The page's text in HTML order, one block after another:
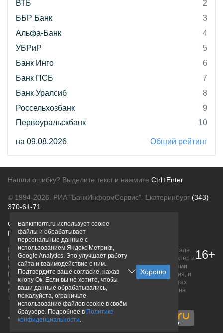
ВТБ
2
ББР Банк
3
Альфа-Банк
4
УБРиР
5
Банк Инго
6
Банк ПСБ
7
Банк Уралсиб
8
Россельхозбанк
9
Первоуральскбанк
10
на 09.08.2026 Общий рейтинг
Нашли ошибку? Выделите текст и нажмите Ctrl+Enter
© 1994-2026. РИА "БанкИнформСервис". Екатеринбург (343)
370-61-71
О проектеПолитика конфиденциальности
Правовая информацияДля рекламодателей
Вся информация о продуктах банков, размещенная на портале
bankinform.ru, носит исключительно ознакомительный характер и
не является публичной офертой, определяемой положениями
ГК РФ. Информация не содержит точного и полного описания, и
может быть изменена. Конечные условия уточняйте на сайтах
банков или при личном обращении. Исключительное право на
товарные знаки принадлежит их правообладателям.
16+
Bankinform.ru использует cookie-
файлы и обрабатывает
персональные данные с
использованием Яндекс Метрики,
Google Analytics. Это улучшает работу
сайта и взаимодействие с ним.
Подтвердите ваше согласие, нажав
кнопу Ок. Если вы не хотите, чтобы
ваши данные обрабатывались,
пожалуйста, ограничьте
использование файлов cookie в своём
браузере. Подробнее в Политике
конфиденциальности.